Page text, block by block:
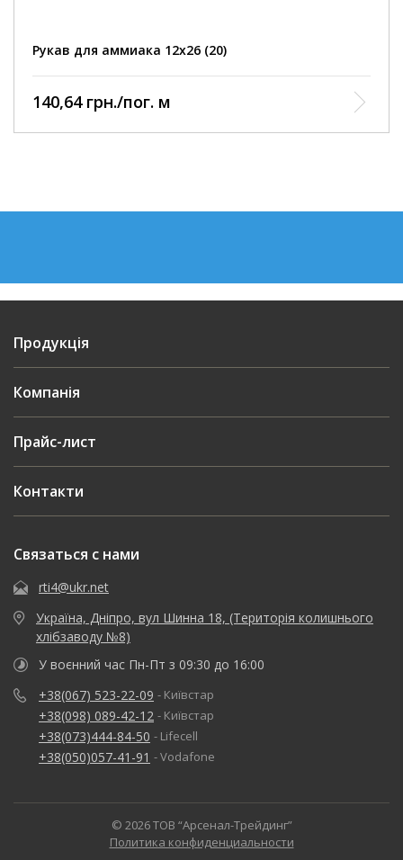
Рукав для аммиака 12х26 (20)
140,64 грн./пог. м
Продукція
Компанія
Прайс-лист
Контакти
Связаться с нами
rti4@ukr.net
Україна, Дніпро, вул Шинна 18, (Територія колишнього
хлібзаводу №8)
У воєнний час Пн-Пт з 09:30 до 16:00
+38(067) 523-22-09 - Київстар
+38(098) 089-42-12 - Київстар
+38(073)444-84-50 - Lifecell
+38(050)057-41-91 - Vodafone
© 2026 ТОВ “Арсенал-Трейдинг”
Политика конфиденциальности